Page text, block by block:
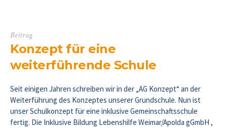
Beitrag
Konzept für eine
weiterführende Schule
Seit einigen Jahren schreiben wir in der „AG Konzept“ an der
Weiterführung des Konzeptes unserer Grundschule. Nun ist
unser Schulkonzept für eine inklusive Gemeinschaftsschule
fertig. Die Inklusive Bildung Lebenshilfe Weimar/Apolda gGmbH ,